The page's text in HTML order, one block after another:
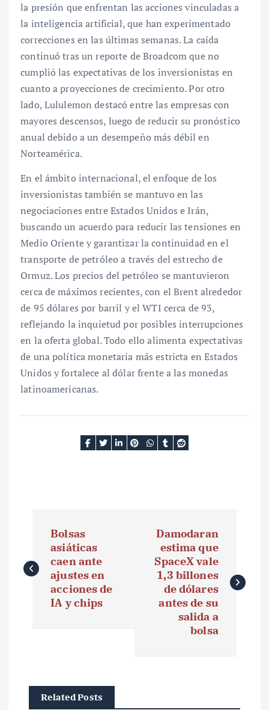
la presión que enfrentan las acciones vinculadas a
la inteligencia artificial, que han experimentado
correcciones en las últimas semanas. La caída
continuó tras un reporte de Broadcom que no
cumplió las expectativas de los inversionistas en
cuanto a proyecciones de crecimiento. Por otro
lado, Lululemon destacó entre las empresas con
mayores descensos, luego de reducir su pronóstico
anual debido a un desempeño más débil en
Norteamérica.
En el ámbito internacional, el enfoque de los
inversionistas también se mantuvo en las
negociaciones entre Estados Unidos e Irán,
buscando un acuerdo para reducir las tensiones en
Medio Oriente y garantizar la continuidad en el
transporte de petróleo a través del estrecho de
Ormuz. Los precios del petróleo se mantuvieron
cerca de máximos recientes, con el Brent alrededor
de 95 dólares por barril y el WTI cerca de 93,
reflejando la inquietud por posibles interrupciones
en la oferta global. Todo ello alimenta expectativas
de una política monetaria más estricta en Estados
Unidos y fortalece al dólar frente a las monedas
latinoamericanas.
v
Bolsas
asiáticas
caen ante
ajustes en
acciones de
IA y chips
Damodaran
estima que
SpaceX vale
1,3 billones
de dólares
antes de su
salida a
bolsa
Related Posts